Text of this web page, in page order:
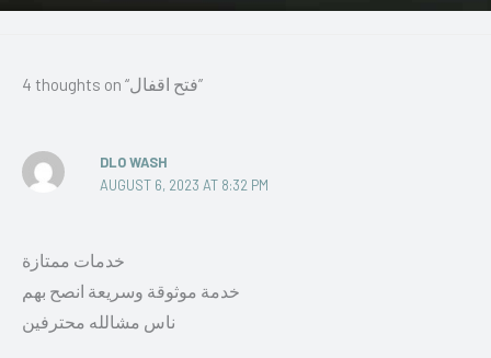
4 thoughts on “فتح اقفال”
DLO WASH
AUGUST 6, 2023 AT 8:32 PM
خدمات ممتازة
خدمة موثوقة وسريعة انصح بهم
ناس مشالله محترفين